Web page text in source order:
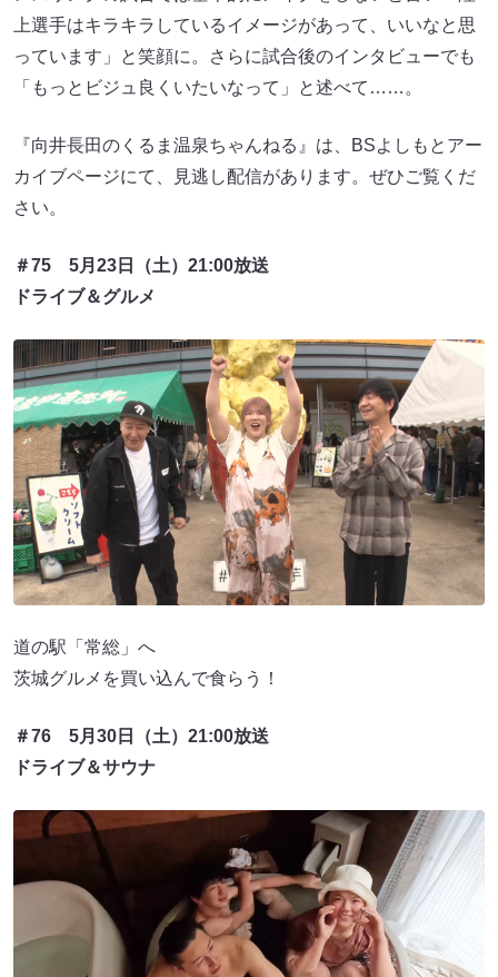
上選手はキラキラしているイメージがあって、いいなと思
っています」と笑顔に。さらに試合後のインタビューでも
「もっとビジュ良くいたいなって」と述べて……。
『向井長田のくるま温泉ちゃんねる』は、BSよしもとアー
カイブページにて、見逃し配信があります。ぜひご覧くだ
さい。
＃75 5月23日（土）21:00放送
ドライブ＆グルメ
道の駅「常総」へ
茨城グルメを買い込んで食らう！
＃76 5月30日（土）21:00放送
ドライブ＆サウナ